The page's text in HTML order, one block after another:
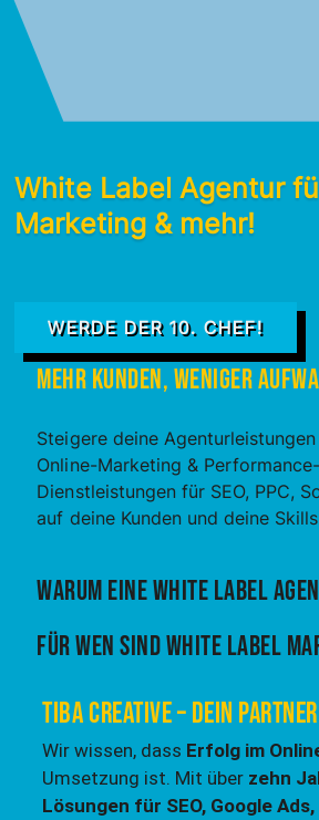
White Label Agentur
Marketing & mehr!
WERDE DER 10. CHEF!
Mehr Kunden, weniger
Steigere deine
Online-Marketing &
Dienstleistungen für SEO, PPC,
auf deine Kunden und deine
Warum eine White Label
Für wen sind White Label
TIBA Creative – Dein
Wir wissen, dass Erfolg im
Umsetzung ist. Mit über zehn
Lösungen für SEO, Google